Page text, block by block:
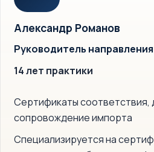
Александр Романов
Руководитель
14 лет практики
Сертификаты соответствия,
сопровождение импорта
Специализируется на